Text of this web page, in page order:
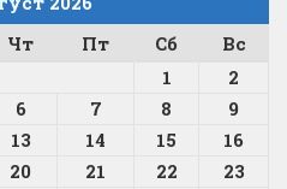
Чт Пт Сб
Вс
1
2
6 7 8
9
13 14 15
16
20 21 22
23